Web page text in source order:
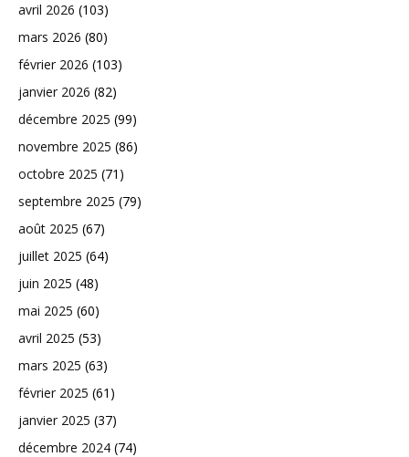
avril 2026 (103)
mars 2026 (80)
février 2026 (103)
janvier 2026 (82)
décembre 2025 (99)
novembre 2025 (86)
octobre 2025 (71)
septembre 2025 (79)
août 2025 (67)
juillet 2025 (64)
juin 2025 (48)
mai 2025 (60)
avril 2025 (53)
mars 2025 (63)
février 2025 (61)
janvier 2025 (37)
décembre 2024 (74)